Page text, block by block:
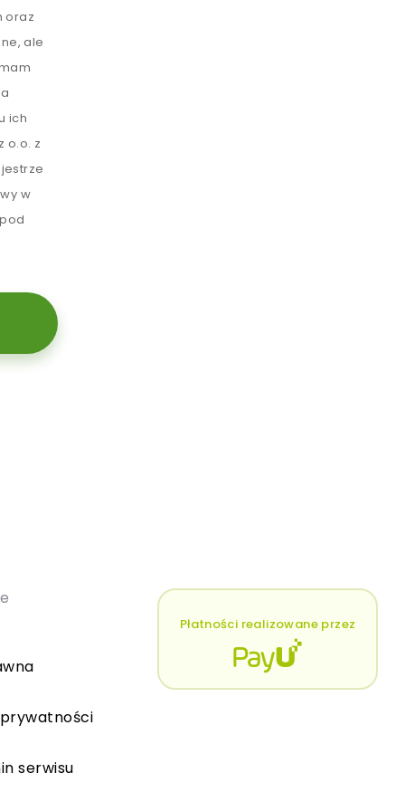
oraz
ale
ich
o.o. z
w
serwisu
Płatności realizowane przez